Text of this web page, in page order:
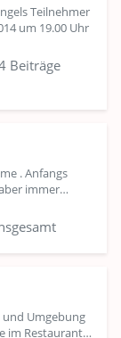
Teilnehmer
um 19.00 Uhr
Beiträge
. Anfangs
immer…
Umgebung
im Restaurant…